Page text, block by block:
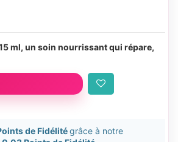
ml, un soin nourrissant qui répare,
de Fidélitégrâce à notre